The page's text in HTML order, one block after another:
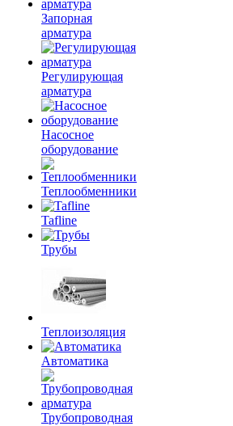
Запорная
арматура
Регулирующая
арматура
Насосное
оборудование
Теплообменники
Tafline
Трубы
Теплоизоляция
Автоматика
Трубопроводная